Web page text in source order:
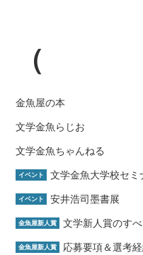
金魚屋の本
文学金魚らじお
文学金魚ちゃんねる
イベント 文学金魚大学校セミ
イベント 安井浩司墨書展
金魚屋新人賞 文学新人賞のす
金魚屋新人賞 応募要項＆選考